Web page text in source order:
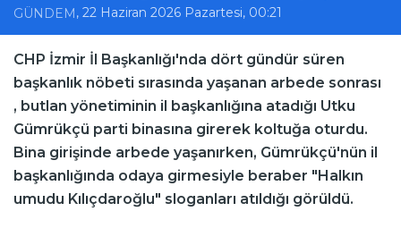
GÜNDEM , 22 Haziran 2026 Pazartesi, 00:21
CHP İzmir İl Başkanlığı'nda dört gündür süren
başkanlık nöbeti sırasında yaşanan arbede sonrası
, butlan yönetiminin il başkanlığına atadığı Utku
Gümrükçü parti binasına girerek koltuğa oturdu.
Bina girişinde arbede yaşanırken, Gümrükçü'nün il
başkanlığında odaya girmesiyle beraber "Halkın
umudu Kılıçdaroğlu" sloganları atıldığı görüldü.